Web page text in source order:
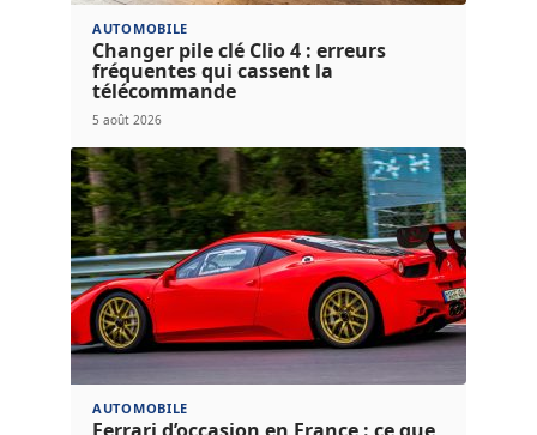
AUTOMOBILE
Changer pile clé Clio 4 : erreurs
fréquentes qui cassent la
télécommande
5 août 2026
AUTOMOBILE